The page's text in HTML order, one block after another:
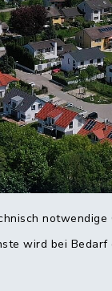
wird bei